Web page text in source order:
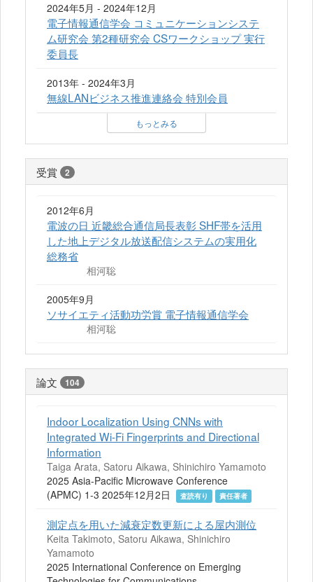
2024年5月 - 2024年12月
電子情報通信学会 コミュニケーションシステ
ム研究会 第2種研究会 CSワークショップ 実行
委員長
2013年 - 2024年3月
無線LANビジネス推進連絡会 特別会員
もっとみる
受賞 2
2012年6月
電波の日 近畿総合通信局長表彰 SHF帯を活用
した地上デジタル放送配信システムの実用化
総務省
相河聡
2005年9月
ソサイエティ活動功労賞 電子情報通信学会
相河聡
論文 104
Indoor Localization Using CNNs with
Integrated Wi-Fi Fingerprints and Directional
Information
Taiga Arata, Satoru Aikawa, Shinichiro Yamamoto
2025 Asia-Pacific Microwave Conference
(APMC) 1-3 2025年12月2日
査読有り 責任著者
測定点を用いた減衰定数更新による屋内測位
Keita Takimoto, Satoru Aikawa, Shinichiro
Yamamoto
2025 International Conference on Emerging